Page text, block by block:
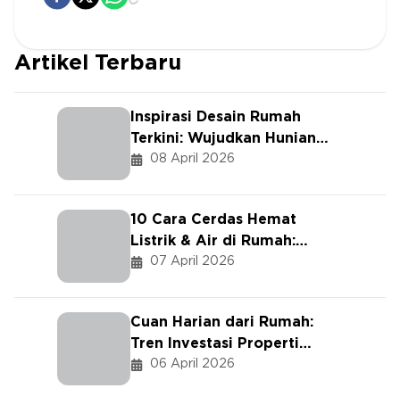
Artikel Terbaru
Inspirasi Desain Rumah
Terkini: Wujudkan Hunian
Minimalis Nan Hangat
08 April 2026
10 Cara Cerdas Hemat
Listrik & Air di Rumah:
Tagihan Lebih Ringan Tanpa
07 April 2026
Cuan Harian dari Rumah:
Tren Investasi Properti
Short-Term Rental Paling
06 April 2026